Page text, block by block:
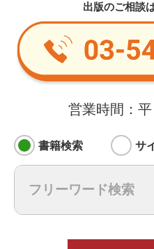
出版のご相談
営業時間：平
書籍検索 サ